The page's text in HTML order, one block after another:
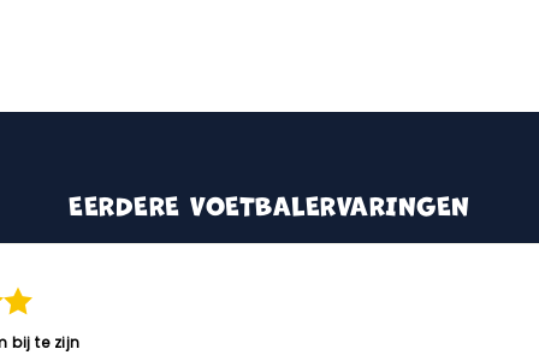
EERDERE VOETBALERVARINGEN
bij te zijn